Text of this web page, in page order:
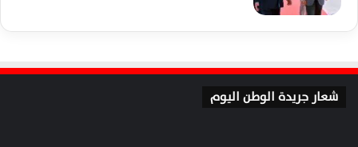
شعار جريدة الوطن اليوم